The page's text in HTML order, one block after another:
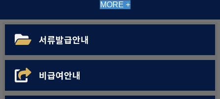
MORE +
서류발급안내
비급여안내